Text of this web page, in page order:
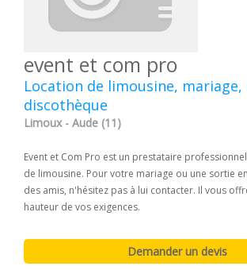
event et com pro
Location de limousine,
discothèque
Limoux - Aude (11)
Event et Com Pro est un prestataire
de limousine. Pour votre mariage ou une sortie
des amis, n'hésitez pas à lui contacter. Il vous
hauteur de vos exigences.